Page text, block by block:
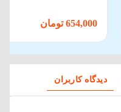
دیدگاه کاربران